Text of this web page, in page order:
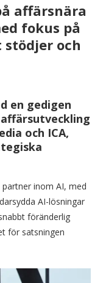
affärsnära
fokus på
och
en gedigen
och ICA,
inom AI, med
AI-lösningar
föränderlig
för satsningen